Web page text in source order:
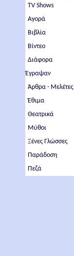
TV Shows
Αγορά
Βιβλία
Βίντεο
Διάφορα
Έγραψαν
Άρθρα - Μελέτες
Έθιμα
Θεατρικά
Μύθοι
Ξένες Γλώσσες
Παράδοση
Πεζά